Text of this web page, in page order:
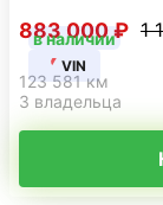
в наличии
VIN
883 000 ₽ 1
123 581 км
3 владельца